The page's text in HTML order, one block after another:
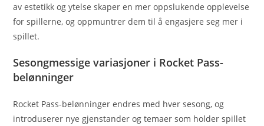
av estetikk og ytelse skaper en mer oppslukende opplevelse
for spillerne, og oppmuntrer dem til å engasjere seg mer i
spillet.
Sesongmessige variasjoner i Rocket Pass-
belønninger
Rocket Pass-belønninger endres med hver sesong, og
introduserer nye gjenstander og temaer som holder spillet